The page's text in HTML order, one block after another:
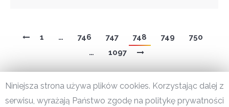
1 … 746 747 748 749
750
…
1097
Niniejsza strona używa plików cookies. Korzystając dalej z
serwisu, wyrażają Państwo zgodę na politykę prywatności